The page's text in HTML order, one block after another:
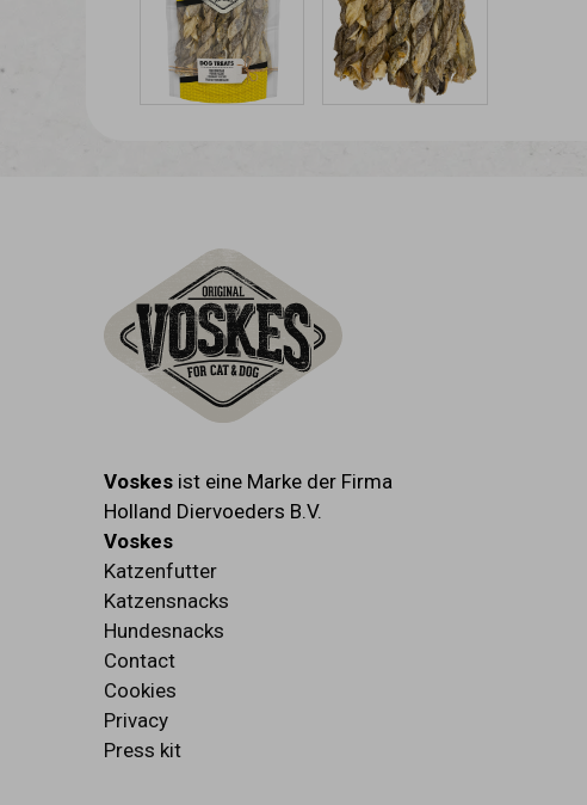
Voskes ist eine Marke der Firma
Holland Diervoeders B.V.
Voskes
Katzenfutter
Katzensnacks
Hundesnacks
Contact
Cookies
Privacy
Press kit